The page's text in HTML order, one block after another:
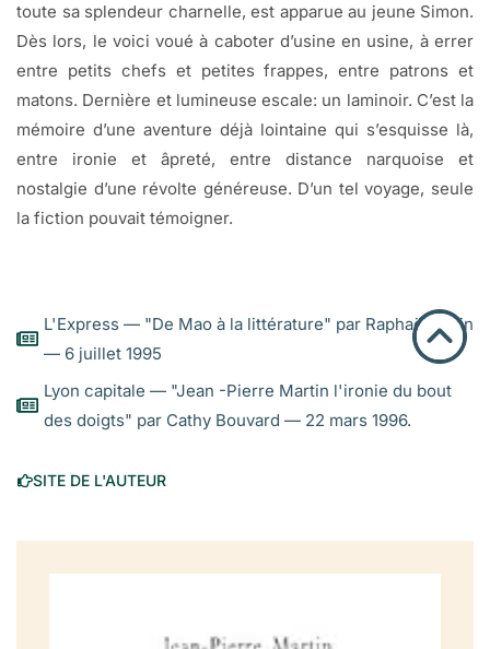
toute sa splendeur charnelle, est apparue au jeune Simon.
Dès lors, le voici voué à caboter d’usine en usine, à errer
entre petits chefs et petites frappes, entre patrons et
matons. Dernière et lumineuse escale: un laminoir. C’est la
mémoire d’une aventure déjà lointaine qui s’esquisse là,
entre ironie et âpreté, entre distance narquoise et
nostalgie d’une révolte généreuse. D’un tel voyage, seule
la fiction pouvait témoigner.
L'Express — "De Mao à la littérature" par Raphaël Sorin
— 6 juillet 1995
Lyon capitale — "Jean -Pierre Martin l'ironie du bout
des doigts" par Cathy Bouvard — 22 mars 1996.
SITE DE L'AUTEUR